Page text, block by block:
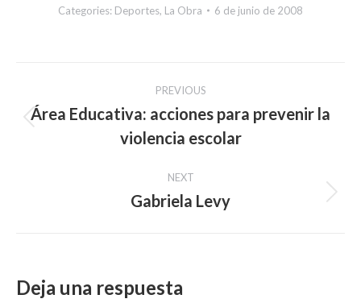
Categories: Deportes, La Obra 6 de junio de 2008
navigation
PREVIOUS
Previous
post:
Área Educativa: acciones para prevenir la
violencia escolar
NEXT
Next
Gabriela Levy
Deja una respuesta